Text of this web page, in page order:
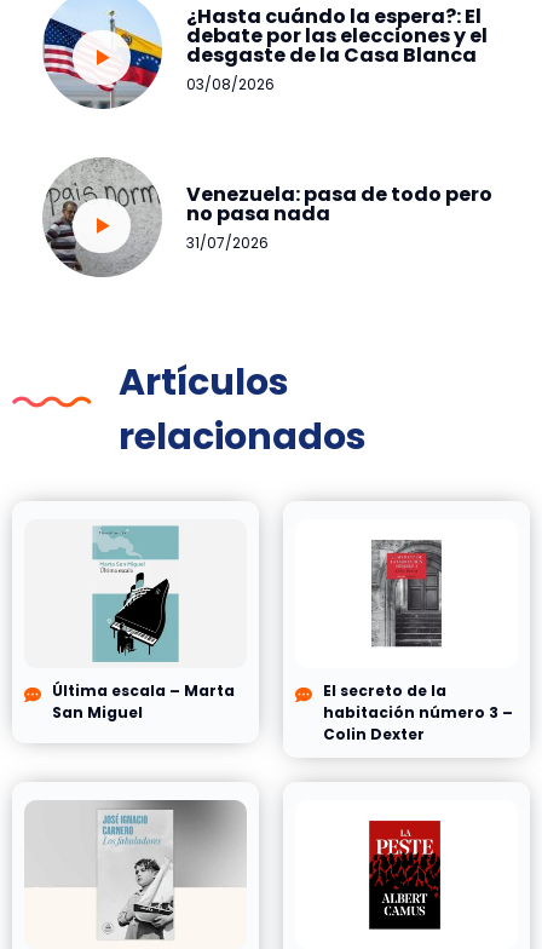
¿Hasta cuándo la espera?: El
debate por las elecciones y el
desgaste de la Casa Blanca
03/08/2026
Venezuela: pasa de todo pero
no pasa nada
31/07/2026
Artículos
relacionados
Última escala – Marta
San Miguel
El secreto de la
habitación número 3 –
Colin Dexter